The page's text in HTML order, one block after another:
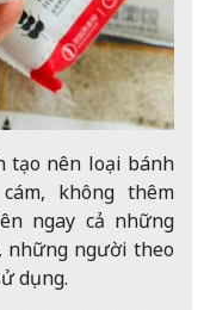
tạo nên loại bánh
không thêm
ngay cả những
những người theo
dụng.